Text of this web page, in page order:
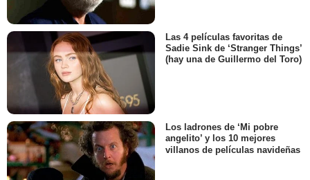
Las 4 películas favoritas de
Sadie Sink de ‘Stranger Things’
(hay una de Guillermo del Toro)
Los ladrones de ‘Mi pobre
angelito’ y los 10 mejores
villanos de películas navideñas